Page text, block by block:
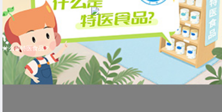
什么是特医食品？